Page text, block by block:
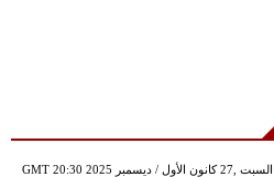
GMT 20:30 2025 السبت ,27 كانون الأول / ديسمبر